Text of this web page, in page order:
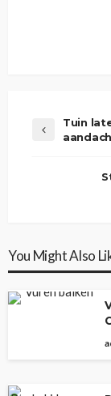
Tuin
You Might Also